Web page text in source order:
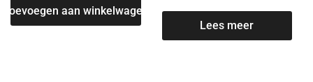
Toevoegen aan winkelwagen
Lees meer